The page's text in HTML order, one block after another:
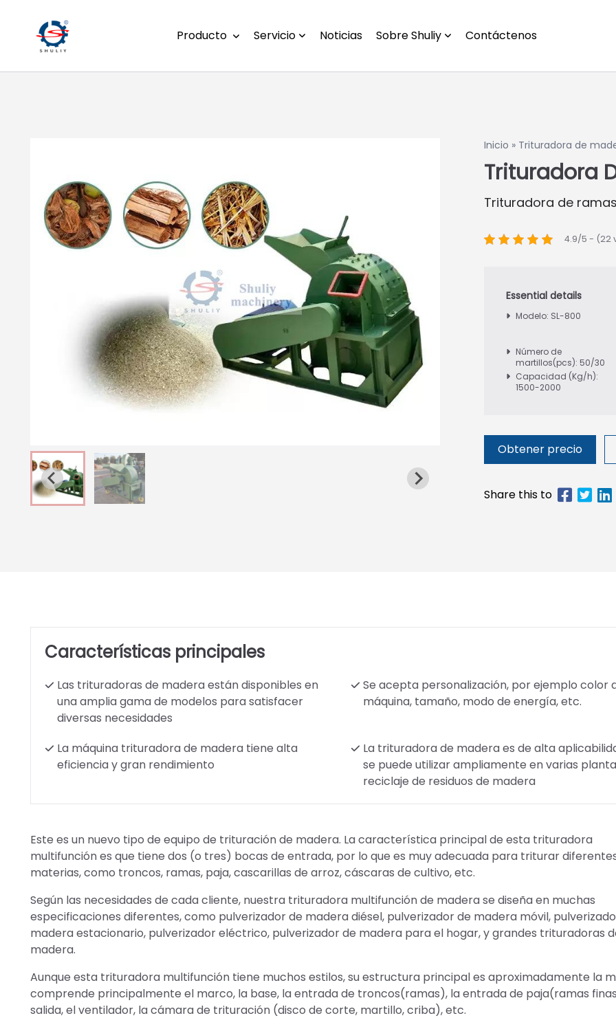
Producto Servicio Noticias Sobre Shuliy Contáctenos
Inicio » Trituradora de
Trituradora
Trituradora de
4.9/5 - (22
Modelo: SL-800
Número de
martillos(pcs): 50/30
Capacidad (Kg/h):
1500-2000
Obtener precio
Características principales
Las trituradoras de madera están disponibles en
una amplia gama de modelos para satisfacer
diversas necesidades
Se acepta personalización, por ejemplo color
máquina, tamaño, modo de energía, etc.
La máquina trituradora de madera tiene alta
eficiencia y gran rendimiento
La trituradora de madera es de alta
se puede utilizar ampliamente en varias
reciclaje de residuos de madera
Este es un nuevo tipo de equipo de trituración de madera. La característica principal de esta trituradora
multifunción es que tiene dos (o tres) bocas de entrada, por lo que es muy adecuada para triturar
materias, como troncos, ramas, paja, cascarillas de arroz, cáscaras de cultivo, etc.
Según las necesidades de cada cliente, nuestra trituradora multifunción de madera se diseña en muchas
especificaciones diferentes, como pulverizador de madera diésel, pulverizador de madera móvil,
madera estacionario, pulverizador eléctrico, pulverizador de madera para el hogar, y grandes trituradoras
madera.
Aunque esta trituradora multifunción tiene muchos estilos, su estructura principal es aproximadamente la
comprende principalmente el marco, la base, la entrada de troncos(ramas), la entrada de paja(ramas
salida, el ventilador, la cámara de trituración (disco de corte, martillo, criba), etc.